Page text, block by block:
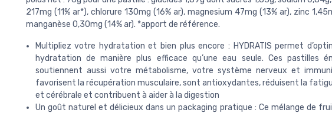
217mg (11% ar*), chlorure 130mg (16% ar), magnesium 47mg (13% ar), zinc
manganèse 0,30mg (14% ar). *apport de référence.
Multipliez votre hydratation et bien plus encore : HYDRATIS permet
hydratation de manière plus efficace qu’une eau seule. Ces pastilles
soutiennent aussi votre métabolisme, votre système nerveux et
favorisent la récupération musculaire, sont antioxydantes, réduisent la
et cérébrale et contribuent à aider à la digestion
Un goût naturel et délicieux dans un packaging pratique : Ce mélange de